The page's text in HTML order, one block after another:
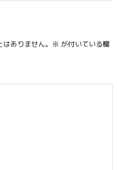
ありません。 ※ が付いている欄